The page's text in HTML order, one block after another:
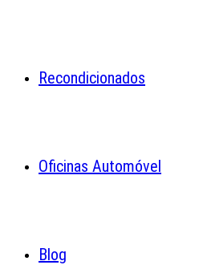
Recondicionados
Oficinas Automóvel
Blog